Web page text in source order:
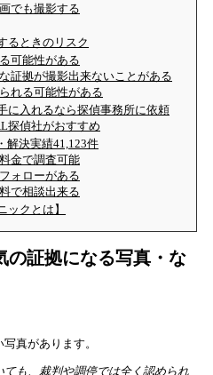
でも撮影する
るときのリスク
可能性がある
証拠が撮影出来ないことがある
れる可能性がある
に入れるなら探偵事務所に依頼
探偵社がおすすめ
解決実績41,123件
金で調査可能
ォローがある
で相談出来る
ックとは】
の証拠になる写真・な
真があります。
も、裁判や調停では全く認められ